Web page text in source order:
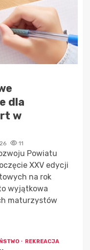
dla
w
11
Powiatu
XXV edycji
na rok
wyjątkowa
maturzystów
REKREACJA